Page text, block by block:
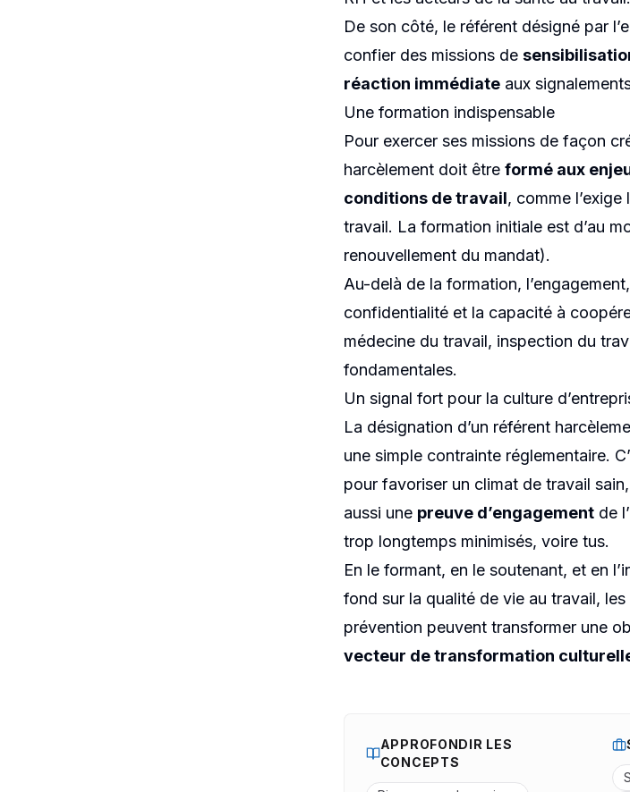
De son côté, le référent désigné par
confier des missions de
réaction immédiate aux
Une formation indispensable
Pour exercer ses missions de façon
harcèlement doit être formé aux
conditions de travail, comme
travail. La formation initiale est d’au
renouvellement du mandat).
Au-delà de la formation,
confidentialité et la capacité à
médecine du travail, inspection du
fondamentales.
Un signal fort pour la culture
La désignation d’un référent
une simple contrainte réglementaire.
pour favoriser un climat de travail
aussi une preuve d’engagement de
trop longtemps minimisés, voire tus.
En le formant, en le soutenant, et en
fond sur la qualité de vie au travail,
prévention peuvent transformer une
vecteur de transformation
APPROFONDIR LES
CONCEPTS